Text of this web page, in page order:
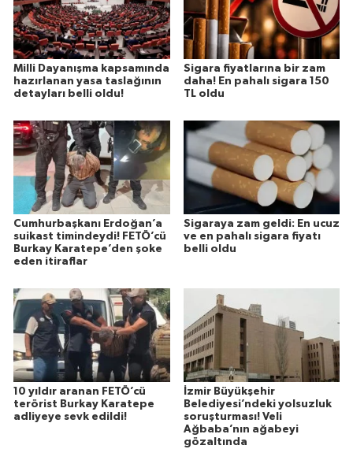
Milli Dayanışma kapsamında
hazırlanan yasa taslağının
detayları belli oldu!
Sigara fiyatlarına bir zam
daha! En pahalı sigara 150
TL oldu
Cumhurbaşkanı Erdoğan’a
suikast timindeydi! FETÖ’cü
Burkay Karatepe’den şoke
eden itiraflar
Sigaraya zam geldi: En ucuz
ve en pahalı sigara fiyatı
belli oldu
10 yıldır aranan FETÖ’cü
terörist Burkay Karatepe
adliyeye sevk edildi!
İzmir Büyükşehir
Belediyesi’ndeki yolsuzluk
soruşturması! Veli
Ağbaba’nın ağabeyi
gözaltında